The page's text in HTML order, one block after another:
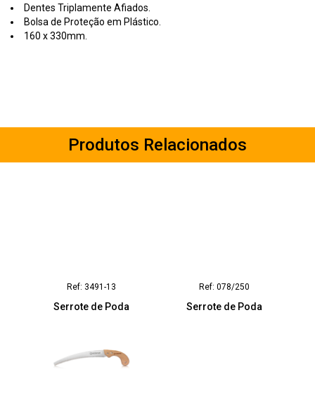
Dentes Triplamente Afiados.
Bolsa de Proteção em Plástico.
160 x 330mm.
Produtos Relacionados
Ref: 3491-13
Serrote de Poda
Ref: 078/250
Serrote de Poda